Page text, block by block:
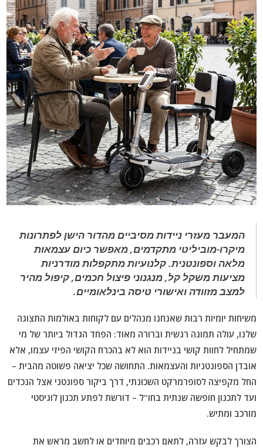
המעבר מעזרי ניידות מסיביים מהדור הישן לפתרונות
מיקרו-מוביליטי מתקדמים, מאפשר כיום עצמאות
מלאה וספונטנית. קלנועיות מתקפלות מודרניות
מציעות משקל קל, מנגנוני פיצול חכמים, קיפול מהיר
למצב מזוודה ואישורי טיסה בינלאומיים.
משיחות יומיות רבות שאנחנו מנהלים עם לקוחות באולמות התצוגה
שלנו, עולה תמונה רגשית וברורה מאוד: הפחד הגדול ביותר של מי
שמתחיל לחוות קושי בניידות הוא לא בהכרח הקושי הפיזי עצמו, אלא
אובדן הספונטניות והעצמאות. התחושה שכל יציאה פשוטה מהבית –
החל מקפיצה לסופרמרקט השכונתי, דרך ביקור ספונטני אצל הנכדים
ועד לתכנון חופשה שנתית בחו"ל – דורשת לפתע תכנון לוגיסטי
מורכב ומתיש.
הצורך לבקש עזרה, לתאם רכבים מיוחדים או לחשב מראש את